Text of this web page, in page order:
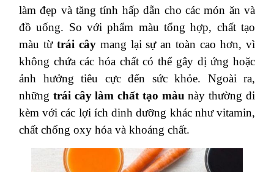
làm đẹp và tăng tính hấp dẫn cho các món ăn và
đồ uống. So với phẩm màu tổng hợp, chất tạo
màu từ trái câymang lại sự an toàn cao hơn, vì
không chứa các hóa chất có thể gây dị ứng hoặc
ảnh hưởng tiêu cực đến sức khỏe. Ngoài ra,
những trái cây làm chất tạo màunày thường đi
kèm với các lợi ích dinh dưỡng khác như vitamin,
chất chống oxy hóa và khoáng chất​.